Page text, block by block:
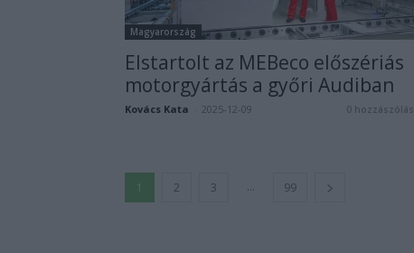
Magyarország
Elstartolt az MEBeco előszériás
motorgyártás a győri Audiban
Kovács Kata 2025-12-09 0 hozzászólás
1 2 3 ... 99